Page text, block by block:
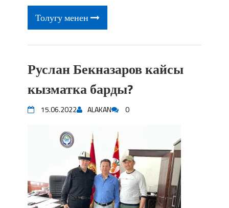
Толугу менен
Руслан Бекназаров кайсы
кызматка барды?
15.06.2022 ALAKAN 0